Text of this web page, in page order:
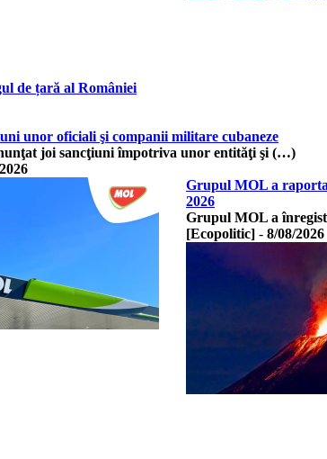
de țară al României
unor oficiali şi companii militare cubaneze
joi sancţiuni împotriva unor entităţi şi (…)
Grupul MOL a
2026
Grupul MOL a
[Ecopolitic] - 8/08/2026